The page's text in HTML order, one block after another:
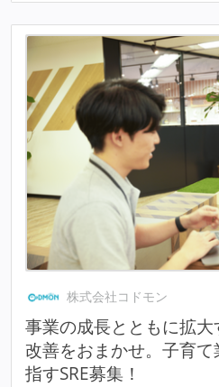
株式会社コドモン
事業の成長とともに拡
改善をおまかせ。子育
指すSRE募集！